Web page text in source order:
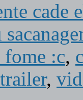
cade
:c,
trailer,